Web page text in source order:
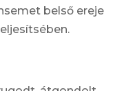
belső ereje